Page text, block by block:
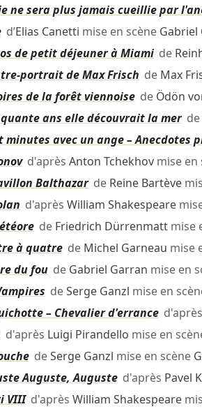
ne sera plus jamais cueillie par
d’Elias Canetti mise en scène Gabriel
de petit déjeuner à Miamide
portrait de Max Frisch de Max
de la forêt viennoisede Ödön
ans elle découvrait la merde
minutes avec un ange – Anecdotes
d'après Anton Tchekhovmise en
Balthazarde Reine Bartève
d'après William Shakespeare
de Friedrich Dürrenmattmise
à quatrede Michel Garneau mise
du foude Gabriel Garran mise en
deSerge Ganzl mise en
– Chevalier d'erranced'après
d'après Luigi Pirandello mise en
deSerge Ganzl mise en scène
Auguste, Augusted'après Pavel
VIIId'après William Shakespeare